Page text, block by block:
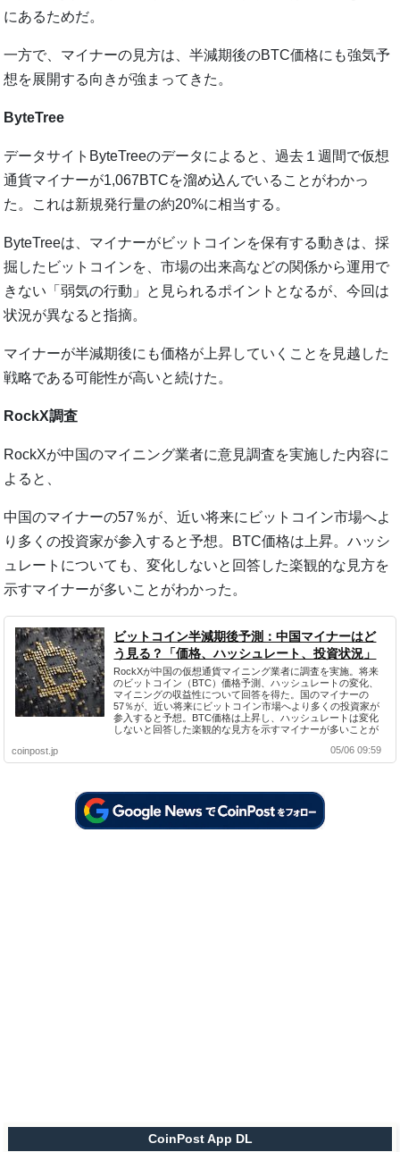
にあるためだ。
一方で、マイナーの見方は、半減期後のBTC価格にも強気予
想を展開する向きが強まってきた。
ByteTree
データサイトByteTreeのデータによると、過去１週間で仮想
通貨マイナーが1,067BTCを溜め込んでいることがわかっ
た。これは新規発行量の約20%に相当する。
ByteTreeは、マイナーがビットコインを保有する動きは、採
掘したビットコインを、市場の出来高などの関係から運用で
きない「弱気の行動」と見られるポイントとなるが、今回は
状況が異なると指摘。
マイナーが半減期後にも価格が上昇していくことを見越した
戦略である可能性が高いと続けた。
RockX調査
RockXが中国のマイニング業者に意見調査を実施した内容に
よると、
中国のマイナーの57％が、近い将来にビットコイン市場へよ
り多くの投資家が参入すると予想。BTC価格は上昇。ハッシ
ュレートについても、変化しないと回答した楽観的な見方を
示すマイナーが多いことがわかった。
ビットコイン半減期後予測：中国マイナーはど
う見る？「価格、ハッシュレート、投資状況」
RockXが中国の仮想通貨マイニング業者に調査を実施。将来
のビットコイン（BTC）価格予測、ハッシュレートの変化、
マイニングの収益性について回答を得た。国のマイナーの
57％が、近い将来にビットコイン市場へより多くの投資家が
参入すると予想。BTC価格は上昇し、ハッシュレートは変化
しないと回答した楽観的な見方を示すマイナーが多いことが
coinpost.jp
05/06 09:59
CoinPost App DL